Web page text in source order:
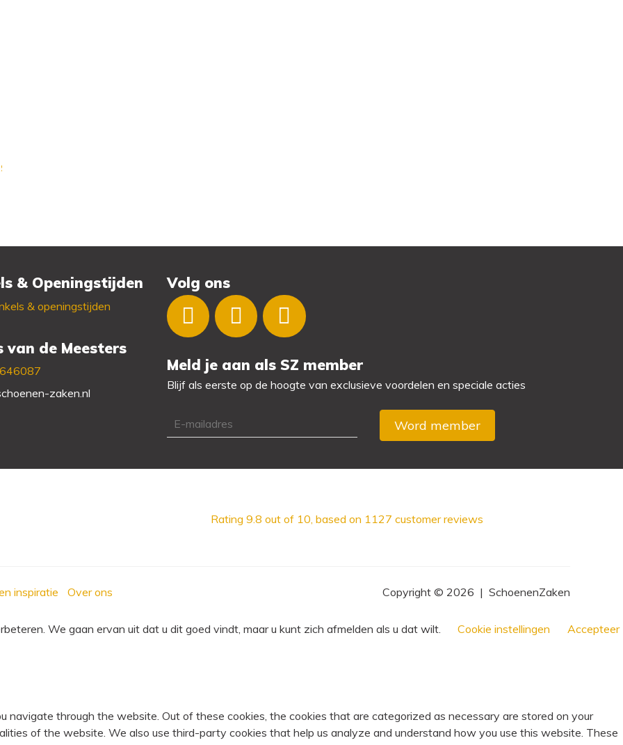
& Openingstijden
& openingstijden
van de Meesters
zaken.nl
Volg ons
Meld je aan als SZ member
Blijf als eerste op de hoogte van exclusieve voordelen en speciale acties
Rating 9.8 out of 10, based on 1127 customer reviews
inspiratie Over ons Copyright © 2026 | SchoenenZaken
We gaan ervan uit dat u dit goed vindt, maar u kunt zich afmelden als u dat wilt. Cookie instellingen Accepteer
navigate through the website. Out of these cookies, the cookies that are categorized as necessary are stored on your
of the website. We also use third-party cookies that help us analyze and understand how you use this website. These